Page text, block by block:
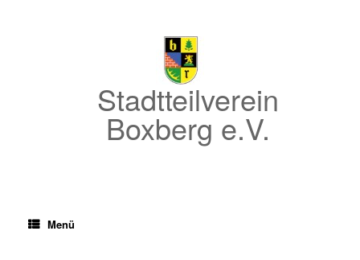
Stadtteilverein
Boxberg e.V.
Menü